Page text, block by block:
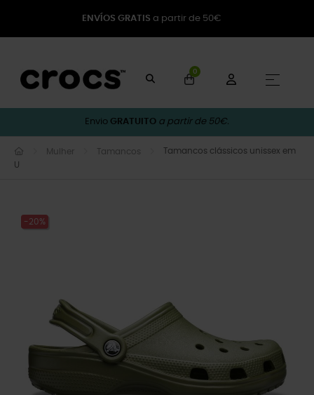
ENVÍOS GRATIS a partir de 50€
0
☰
Envio GRATUITO a partir de 50€.
Mulher Tamancos
Tamancos clássicos unissex em
U
-20%